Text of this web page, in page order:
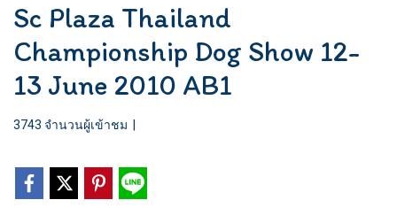
Sc Plaza Thailand
Championship Dog Show 12-
13 June 2010 AB1
3743 จำนวนผู้เข้าชม